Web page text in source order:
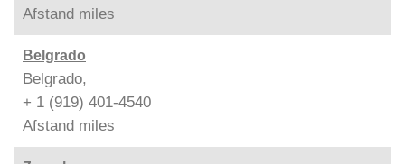
Afstand miles
Belgrado
Belgrado,
+ 1 (919) 401-4540
Afstand miles